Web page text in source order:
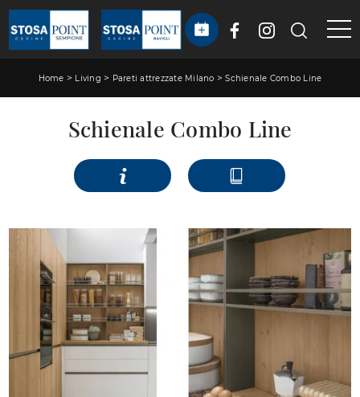
Home > Living > Pareti attrezzate Milano >Schienale Combo Line
Schienale Combo Line